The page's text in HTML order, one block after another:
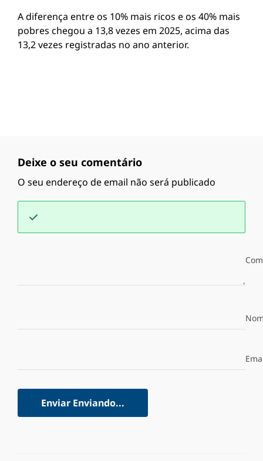
A diferença entre os 10% mais ricos e os 40% mais
pobres chegou a 13,8 vezes em 2025, acima das
13,2 vezes registradas no ano anterior.
Deixe o seu comentário
O seu endereço de email não será publicado
Enviar Enviando...